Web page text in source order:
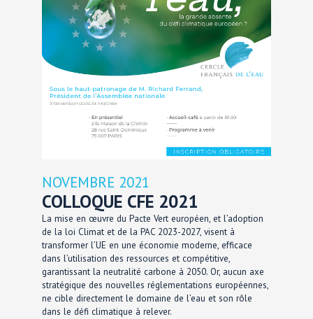
NOVEMBRE 2021
COLLOQUE CFE 2021
La mise en œuvre du Pacte Vert européen, et l’adoption
de la loi Climat et de la PAC 2023-2027, visent à
transformer l’UE en une économie moderne, efficace
dans l’utilisation des ressources et compétitive,
garantissant la neutralité carbone à 2050. Or, aucun axe
stratégique des nouvelles réglementations européennes,
ne cible directement le domaine de l’eau et son rôle
dans le défi climatique à relever.